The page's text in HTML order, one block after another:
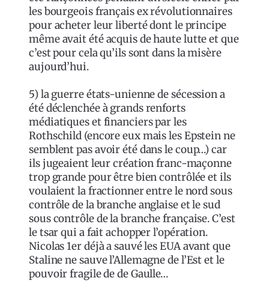
les bourgeois français ex révolutionnaires
pour acheter leur liberté dont le principe
même avait été acquis de haute lutte et que
c’est pour cela qu’ils sont dans la misère
aujourd’hui.
5) la guerre états-unienne de sécession a
été déclenchée à grands renforts
médiatiques et financiers par les
Rothschild (encore eux mais les Epstein ne
semblent pas avoir été dans le coup…) car
ils jugeaient leur création franc-maçonne
trop grande pour être bien contrôlée et ils
voulaient la fractionner entre le nord sous
contrôle de la branche anglaise et le sud
sous contrôle de la branche française. C’est
le tsar qui a fait achopper l’opération.
Nicolas 1er déjà a sauvé les EUA avant que
Staline ne sauve l’Allemagne de l’Est et le
pouvoir fragile de de Gaulle…